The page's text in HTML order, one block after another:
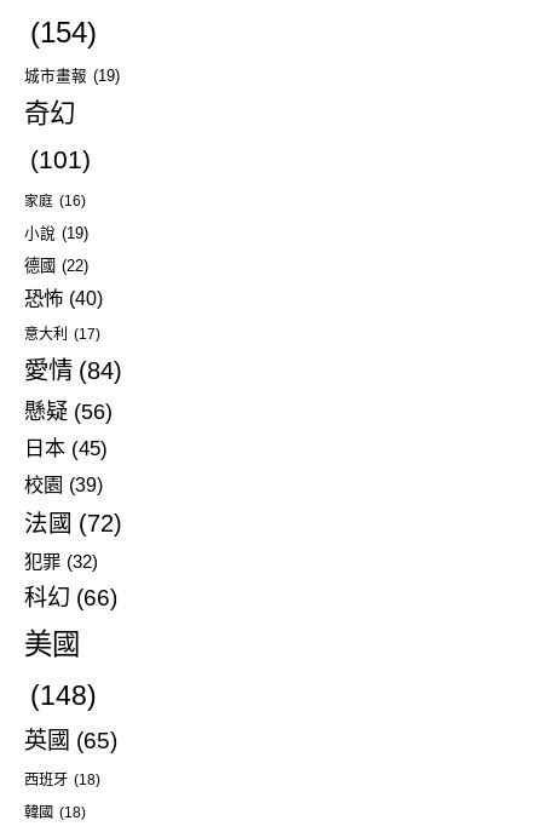
(154)
城市畫報 (19)
奇幻
(101)
家庭 (16)
小說 (19)
德國 (22)
恐怖 (40)
意大利 (17)
愛情 (84)
懸疑 (56)
日本 (45)
校園 (39)
法國 (72)
犯罪 (32)
科幻 (66)
美國
(148)
英國 (65)
西班牙 (18)
韓國 (18)